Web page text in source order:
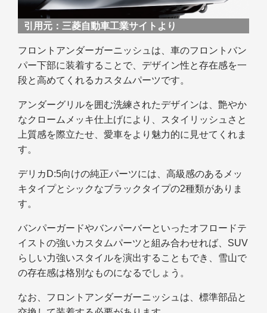
引用元： 三菱自動車工業サイトより
フロントアンダーガーニッシュは、車のフロントバン
パー下部に装着することで、デザイン性と存在感を一
段と高めてくれるカスタムパーツです。
アンダーグリルを囲む洗練されたデザインは、艶やか
なクロームメッキ仕上げにより、スタイリッシュさと
上質感を際立たせ、愛車をより魅力的に見せてくれま
す。
デリカD:5向けの純正パーツには、高級感のあるメッ
キタイプとシックなブラックタイプの2種類がありま
す。
バンパーガードやバンパーバーといったオフロードテ
イストの強いカスタムパーツと組み合わせれば、SUV
らしい力強いスタイルを演出することもでき、雪山で
の存在感は格別なものになるでしょう。
なお、フロントアンダーガーニッシュは、標準部品と